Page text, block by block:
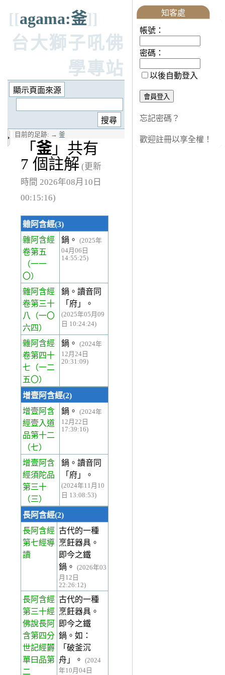
[[agama:釜]]
台大獅子吼佛
學專站
目前的足跡: → 釜
「 釜」共有
7 個註解 (更新
時間 2026年08月10日
00:15:16)
雜阿含經(3)
雜阿含經
卷第五
（一一
〇）
鍋。
(2025年
04月06日
14:55:25)
雜阿含經
卷第三十
八
（一〇
六四）
鍋。讀音同
「府」。
(2025年05月09
日 10:24:24)
雜阿含經
卷第四十
七 （一二
五〇）
鍋。
(2024年
12月24日
20:31:09)
增壹阿含經(2)
增壹阿含
經壹入道
品第十二
（七）
鍋。
(2024年
12月22日
17:39:16)
增壹阿含
經須陀品
第三十
（三）
鍋。讀音同
「府」。
(2024年11月10
日 13:08:53)
長阿含經(2)
長阿含經
第七經導
讀
古代的一種
烹飪器具。
即今之鐵
鍋。
(2026年03
月12日
22:26:12)
長阿含經
第三十經
佛說長阿
含第四分
世記經欝
單曰品第
二
古代的一種
烹飪器具。
即今之鐵
鍋。如：
「破釜沉
舟」。
(2024
年10月04日
知客處
帳號：
密碼：
以後自動登入
忘記密碼？
歡迎註冊以享全權！